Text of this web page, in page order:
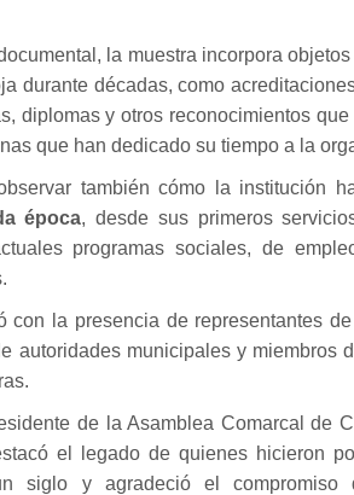
la muestra incorpora
durante décadas, como
diplomas y otros reconocimientos
que han dedicado su tiempo a la
también cómo la institución
época, desde sus primeros
programas sociales, de
con la presencia de representantes
autoridades municipales y miembros
de la Asamblea Comarcal de
el legado de quienes hicieron
siglo y agradeció el compromiso